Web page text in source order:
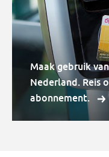
Maak gebruik
Nederland. Reis
abonnement.